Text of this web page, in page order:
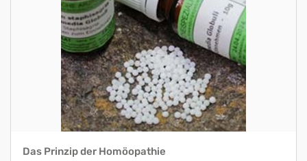
Das Prinzip der Homöopathie